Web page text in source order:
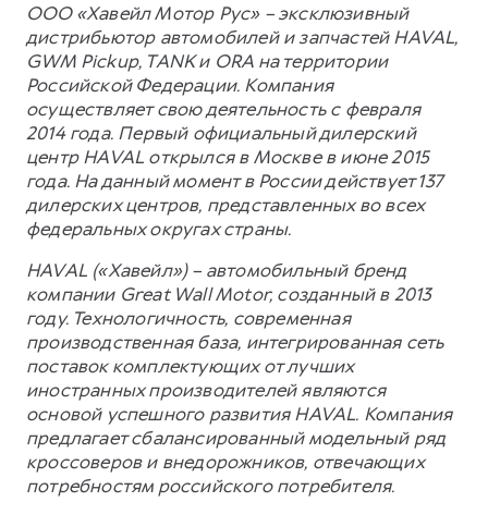
ООО «Хавейл Мотор Рус» – эксклюзивный
дистрибьютор автомобилей и запчастей HAVAL,
GWM Pickup, TANK и ORA на территории
Российской Федерации. Компания
осуществляет свою деятельность с февраля
2014 года. Первый официальный дилерский
центр HAVAL открылся в Москве в июне 2015
года. На данный момент в России действует 137
дилерских центров, представленных во всех
федеральных округах страны.
HAVAL («Хавейл») – автомобильный бренд
компании Great Wall Motor, созданный в 2013
году. Технологичность, современная
производственная база, интегрированная сеть
поставок комплектующих от лучших
иностранных производителей являются
основой успешного развития HAVAL. Компания
предлагает сбалансированный модельный ряд
кроссоверов и внедорожников, отвечающих
потребностям российского потребителя.